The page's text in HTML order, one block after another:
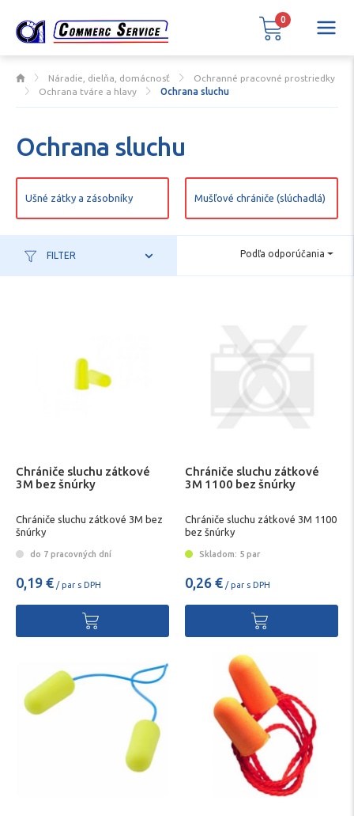
Náradie, dielňa, domácnosť
Ochranné pracovné prostriedky
Ochrana tváre a hlavy
Ochrana sluchu
Ochrana sluchu
Ušné zátky a zásobníky Mušľové chrániče (slúchadlá)
FILTER Podľa odporúčania
Chrániče sluchu zátkové
3M bez šnúrky
Chrániče sluchu zátkové 3M bez
šnúrky
do 7 pracovných dní
0,19 € / par s DPH
Chrániče sluchu zátkové
3M 1100 bez šnúrky
Chrániče sluchu zátkové 3M 1100
bez šnúrky
Skladom: 5 par
0,26 € / par s DPH
0